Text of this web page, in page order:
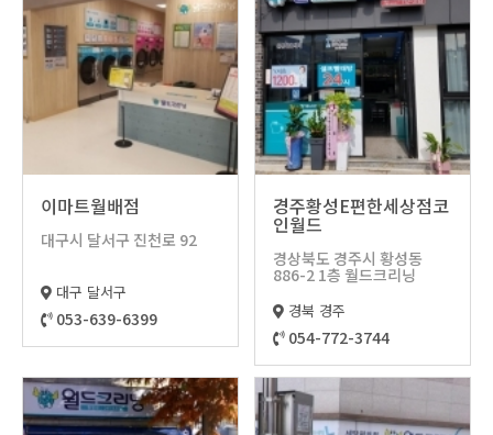
스
비스
세탁시
스템
창업모
델
경쟁력
황
황
담
닝
소식
월드스
토리
이벤트
보도자
료
광고현
황
이용시
간안내
매장찾
기
신규오
픈매장
센터
크레임
소개
CEO
이마트월배점
대구시 달서구 진천로 92
대구 달서구
053-639-6399
경주황성E편한세상점코
인월드
경상북도 경주시 황성동
886-2 1층 월드크리닝
경북 경주
054-772-3744